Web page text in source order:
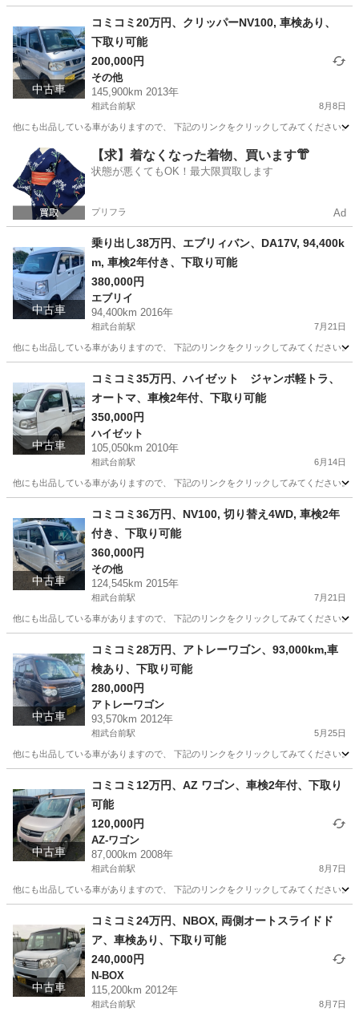
相武台前駅 その他
中古車
コミコミ20万円、クリッパーNV100, 車検あり、
下取り可能
200,000円
その他
145,900km 2013年
相武台前駅 8月8日
他にも出品している車がありますので、 下記のリンクをクリックしてみてください。
神奈川 相模原市 相武台前駅 その他 クリッパー
【求】着なくなった着物、買います👘
状態が悪くてもOK！最大限買取します
プリフラ Ad
中古車
乗り出し38万円、エブリィバン、DA17V, 94,400k
m, 車検2年付き、下取り可能
380,000円
エブリイ
94,400km 2016年
相武台前駅 7月21日
他にも出品している車がありますので、 下記のリンクをクリックしてみてください。
相武台前駅 エブリイ エブリィバン
中古車
コミコミ35万円、ハイゼット ジャンボ軽トラ、
オートマ、車検2年付、下取り可能
350,000円
ハイゼット
105,050km 2010年
相武台前駅 6月14日
他にも出品している車がありますので、 下記のリンクをクリックしてみてください。
相武台前駅 ハイゼット ジャンボ
中古車
コミコミ36万円、NV100, 切り替え4WD, 車検2年
付き、下取り可能
360,000円
その他
124,545km 2015年
相武台前駅 7月21日
他にも出品している車がありますので、 下記のリンクをクリックしてみてください。
相武台前駅 その他
中古車
コミコミ28万円、アトレーワゴン、93,000km,車
検あり、下取り可能
280,000円
アトレーワゴン
93,570km 2012年
相武台前駅 5月25日
他にも出品している車がありますので、 下記のリンクをクリックしてみてください。
相武台前駅 アトレーワゴン コミコミ
中古車
コミコミ12万円、AZ ワゴン、車検2年付、下取り
可能
120,000円
AZ-ワゴン
87,000km 2008年
相武台前駅 8月7日
他にも出品している車がありますので、 下記のリンクをクリックしてみてください。
相武台前駅 AZ-ワゴン ワゴン
中古車
コミコミ24万円、NBOX, 両側オートスライドド
ア、車検あり、下取り可能
240,000円
N-BOX
115,200km 2012年
相武台前駅 8月7日